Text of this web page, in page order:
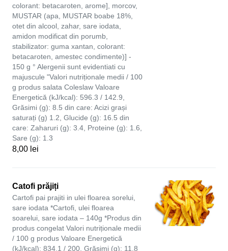
colorant: betacaroten, arome], morcov,
MUSTAR (apa, MUSTAR boabe 18%,
otet din alcool, zahar, sare iodata,
amidon modificat din porumb,
stabilizator: guma xantan, colorant:
betacaroten, amestec condimente)] -
150 g ° Alergenii sunt evidentiati cu
majuscule "Valori nutriționale medii / 100
g produs salata Coleslaw Valoare
Energetică (kJ/kcal): 596.3 / 142.9,
Grăsimi (g): 8.5 din care: Acizi grași
saturați (g) 1.2, Glucide (g): 16.5 din
care: Zaharuri (g): 3.4, Proteine (g): 1.6,
Sare (g): 1.3
8,00 lei
Catofi prăjiți
Cartofi pai prajiti in ulei floarea sorelui,
sare iodata *Cartofi, ulei floarea
soarelui, sare iodata – 140g *Produs din
produs congelat Valori nutriționale medii
/ 100 g produs Valoare Energetică
(kJ/kcal): 834.1 / 200, Grăsimi (g): 11.8